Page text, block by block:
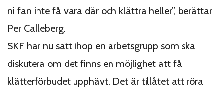
ni fan inte få vara där och klättra heller”, berättar
Per Calleberg.
SKF har nu satt ihop en arbetsgrupp som ska
diskutera om det finns en möjlighet att få
klätterförbudet upphävt. Det är tillåtet att röra